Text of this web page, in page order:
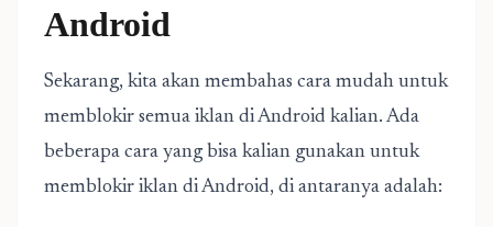
Android
Sekarang, kita akan membahas cara mudah untuk
memblokir semua iklan di Android kalian. Ada
beberapa cara yang bisa kalian gunakan untuk
memblokir iklan di Android, di antaranya adalah: